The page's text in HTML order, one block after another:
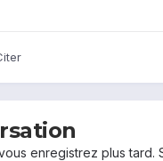
enregistrez plus tard.